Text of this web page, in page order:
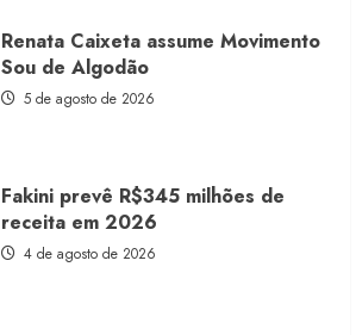
Renata Caixeta assume Movimento
Sou de Algodão
5 de agosto de 2026
Fakini prevê R$345 milhões de
receita em 2026
4 de agosto de 2026